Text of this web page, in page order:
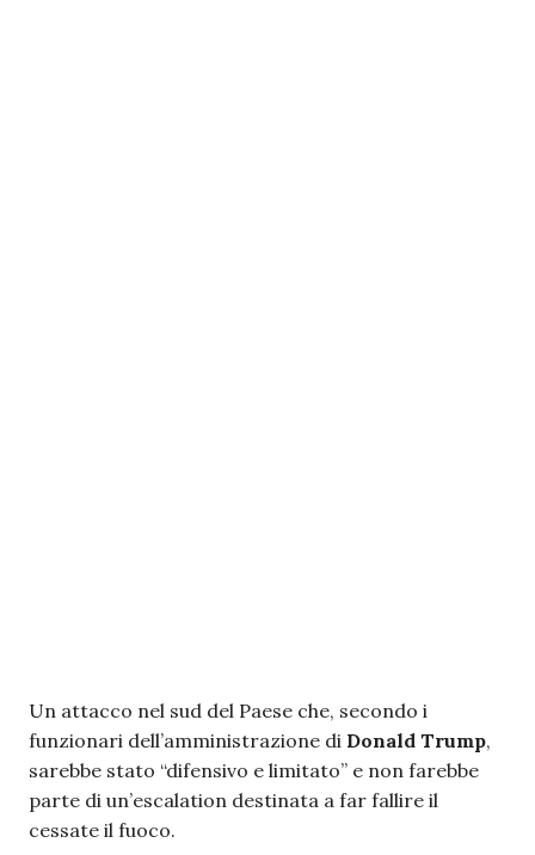
Un attacco nel sud del Paese che, secondo i
funzionari dell’amministrazione di Donald Trump,
sarebbe stato “difensivo e limitato” e non farebbe
parte di un’escalation destinata a far fallire il
cessate il fuoco.